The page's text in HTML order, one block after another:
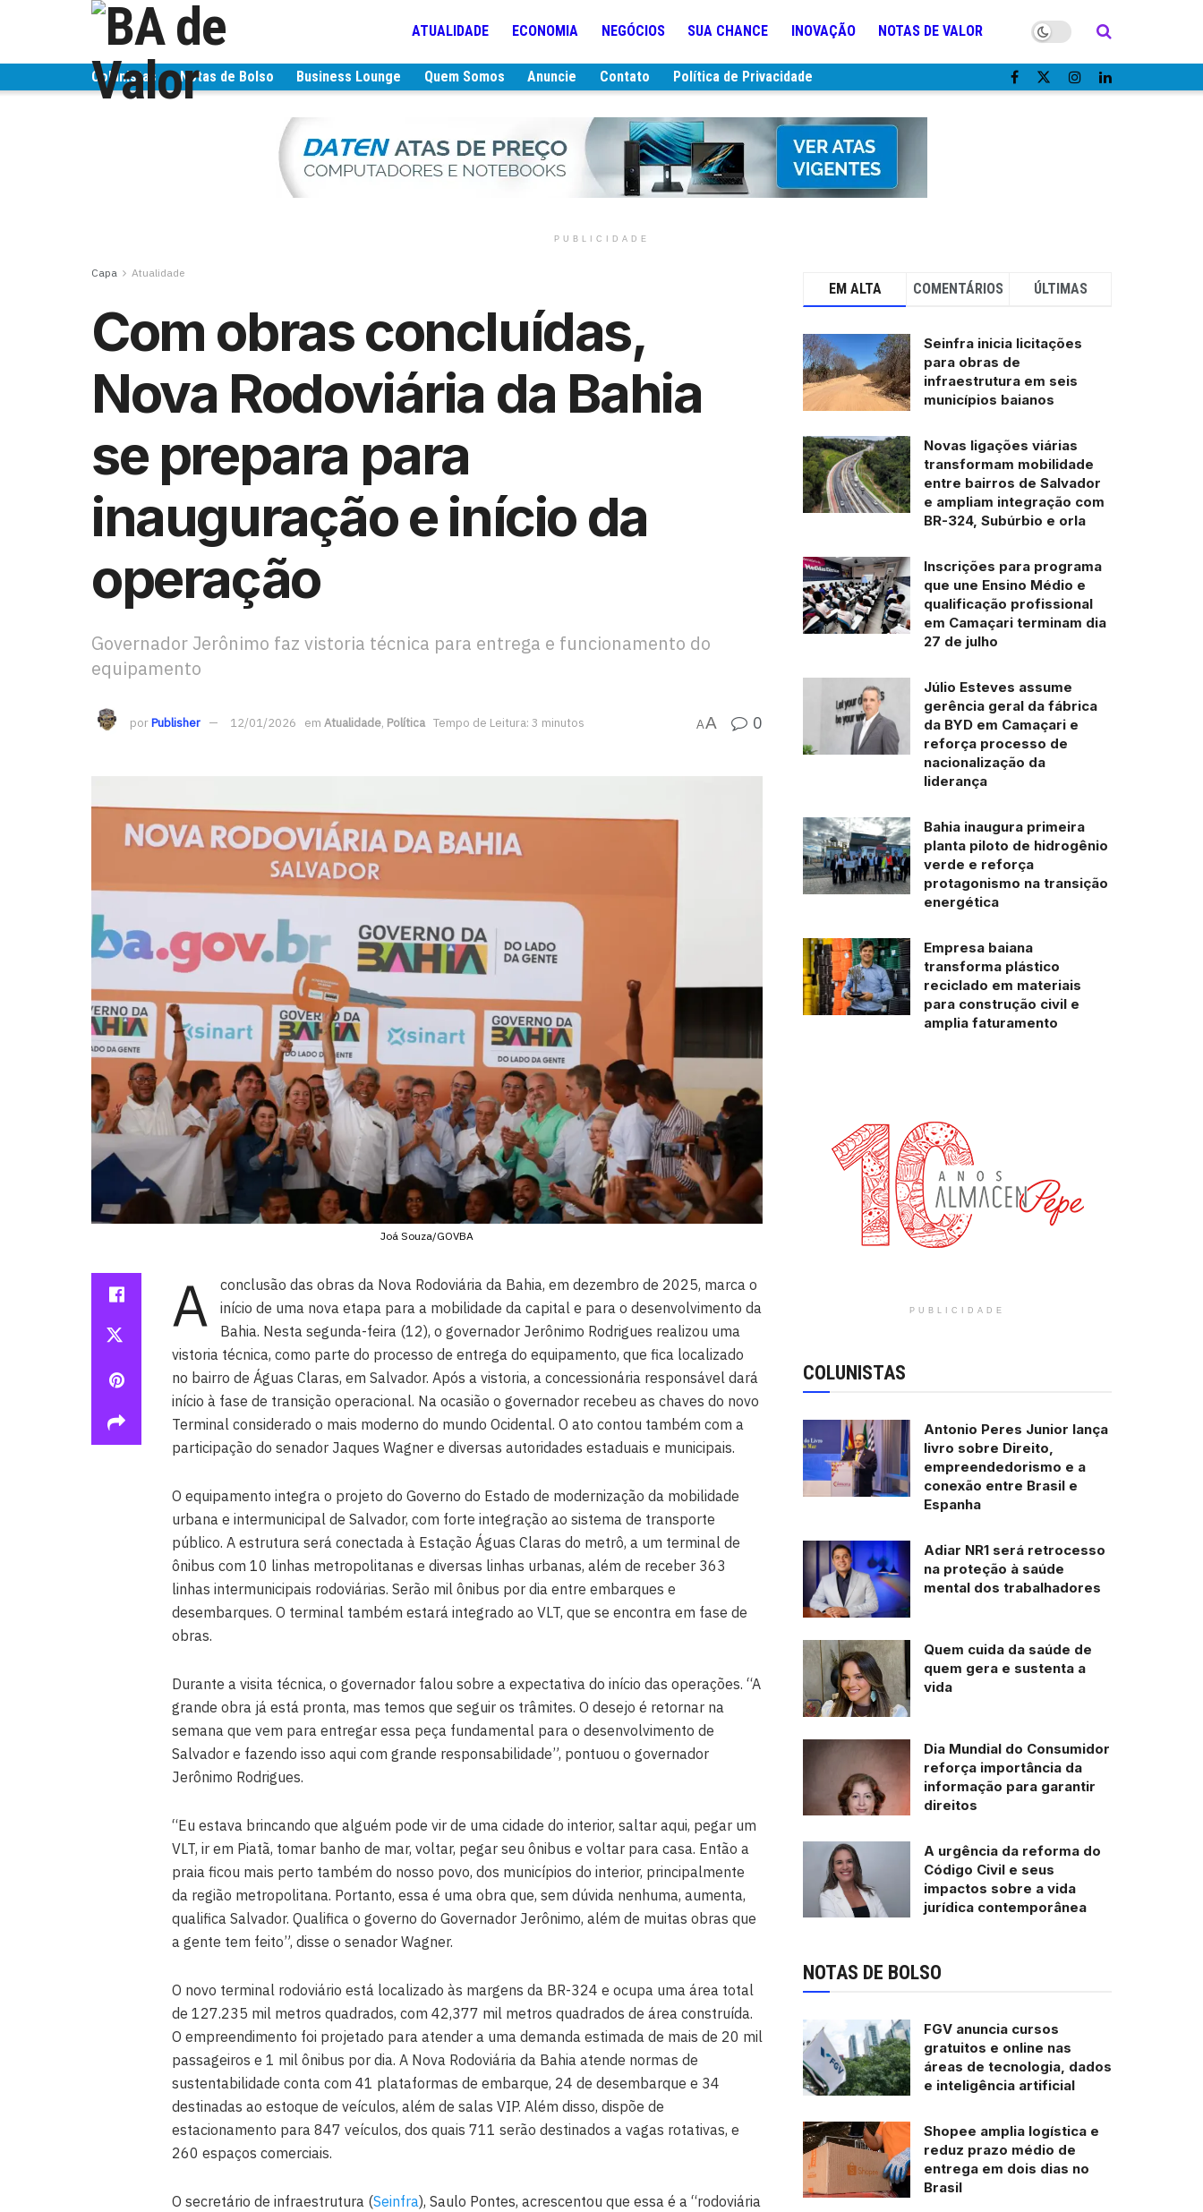
ATUALIDADE ECONOMIA NEGÓCIOS SUA CHANCE INOVAÇÃO NOTAS DE VALOR
Colunistas Notas de Bolso Business Lounge Quem Somos Anuncie Contato Política de Privacidade
PUBLICIDADE
Capa Atualidade
Com obras concluídas,
Nova Rodoviária da Bahia
se prepara para
inauguração e início da
operação
Governador Jerônimo faz vistoria técnica para entrega e funcionamento do
equipamento
porPublisher 12/01/2026 em Atualidade, Política Tempo de Leitura: 3 minutos AA 0
Joá Souza/GOVBA
A
conclusão das obras da Nova Rodoviária da Bahia, em dezembro de 2025, marca o
início de uma nova etapa para a mobilidade da capital e para o desenvolvimento da
Bahia. Nesta segunda-feira (12), o governador Jerônimo Rodrigues realizou uma
vistoria técnica, como parte do processo de entrega do equipamento, que fica localizado
no bairro de Águas Claras, em Salvador. Após a vistoria, a concessionária responsável dará
início à fase de transição operacional. Na ocasião o governador recebeu as chaves do novo
Terminal considerado o mais moderno do mundo Ocidental. O ato contou também com a
participação do senador Jaques Wagner e diversas autoridades estaduais e municipais.
O equipamento integra o projeto do Governo do Estado de modernização da mobilidade
urbana e intermunicipal de Salvador, com forte integração ao sistema de transporte
público. A estrutura será conectada à Estação Águas Claras do metrô, a um terminal de
ônibus com 10 linhas metropolitanas e diversas linhas urbanas, além de receber 363
linhas intermunicipais rodoviárias. Serão mil ônibus por dia entre embarques e
desembarques. O terminal também estará integrado ao VLT, que se encontra em fase de
obras.
Durante a visita técnica, o governador falou sobre a expectativa do início das operações. “A
grande obra já está pronta, mas temos que seguir os trâmites. O desejo é retornar na
semana que vem para entregar essa peça fundamental para o desenvolvimento de
Salvador e fazendo isso aqui com grande responsabilidade”, pontuou o governador
Jerônimo Rodrigues.
“Eu estava brincando que alguém pode vir de uma cidade do interior, saltar aqui, pegar um
VLT, ir em Piatã, tomar banho de mar, voltar, pegar seu ônibus e voltar para casa. Então a
praia ficou mais perto também do nosso povo, dos municípios do interior, principalmente
da região metropolitana. Portanto, essa é uma obra que, sem dúvida nenhuma, aumenta,
qualifica Salvador. Qualifica o governo do Governador Jerônimo, além de muitas obras que
a gente tem feito”, disse o senador Wagner.
O novo terminal rodoviário está localizado às margens da BR-324 e ocupa uma área total
de 127.235 mil metros quadrados, com 42,377 mil metros quadrados de área construída.
O empreendimento foi projetado para atender a uma demanda estimada de mais de 20 mil
passageiros e 1 mil ônibus por dia. A Nova Rodoviária da Bahia atende normas de
sustentabilidade conta com 41 plataformas de embarque, 24 de desembarque e 34
destinadas ao estoque de veículos, além de salas VIP. Além disso, dispõe de
estacionamento para 847 veículos, dos quais 711 serão destinados a vagas rotativas, e
260 espaços comerciais.
O secretário de infraestrutura (Seinfra), Saulo Pontes, acrescentou que essa é a “rodoviária
EM ALTA COMENTÁRIOS ÚLTIMAS
Seinfra inicia licitações
para obras de
infraestrutura em seis
municípios baianos
Novas ligações viárias
transformam mobilidade
entre bairros de Salvador
e ampliam integração com
BR-324, Subúrbio e orla
Inscrições para programa
que une Ensino Médio e
qualificação profissional
em Camaçari terminam dia
27 de julho
Júlio Esteves assume
gerência geral da fábrica
da BYD em Camaçari e
reforça processo de
nacionalização da
liderança
Bahia inaugura primeira
planta piloto de hidrogênio
verde e reforça
protagonismo na transição
energética
Empresa baiana
transforma plástico
reciclado em materiais
para construção civil e
amplia faturamento
PUBLICIDADE
COLUNISTAS
Antonio Peres Junior lança
livro sobre Direito,
empreendedorismo e a
conexão entre Brasil e
Espanha
Adiar NR1 será retrocesso
na proteção à saúde
mental dos trabalhadores
Quem cuida da saúde de
quem gera e sustenta a
vida
Dia Mundial do Consumidor
reforça importância da
informação para garantir
direitos
A urgência da reforma do
Código Civil e seus
impactos sobre a vida
jurídica contemporânea
NOTAS DE BOLSO
FGV anuncia cursos
gratuitos e online nas
áreas de tecnologia, dados
e inteligência artificial
Shopee amplia logística e
reduz prazo médio de
entrega em dois dias no
Brasil